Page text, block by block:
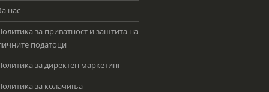
нас
за приватност и заштита на
податоци
за директен маркетинг
за колачиња